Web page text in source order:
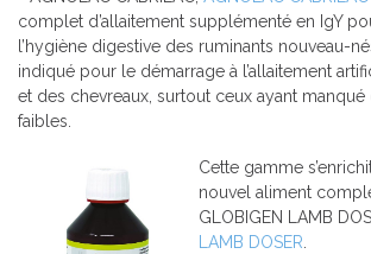
complet d’allaitement supplémenté en IgY
l’hygiène digestive des ruminants nouveau-
indiqué pour le démarrage à l’allaitement
et des chevreaux, surtout ceux ayant
faibles.
Cette gamme
nouvel aliment
GLOBIGEN LAMB
LAMB DOSER.